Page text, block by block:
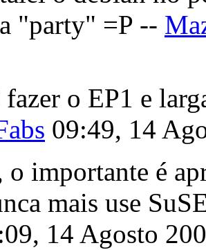
"party" =P --
o EP1 e
09:49, 14
o importante é
mais use
14 Agosto